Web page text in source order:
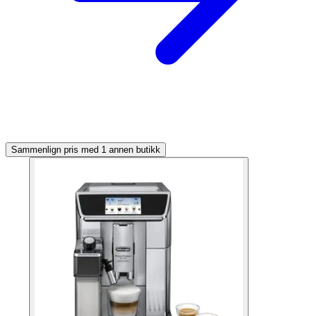
Sammenlign pris med 1 annen butikk